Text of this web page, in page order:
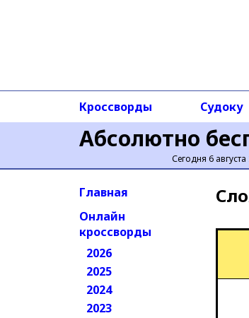
Абсолютно
Сегодня 6 августа
Кроссворды Судоку
Главная
Онлайн
кроссворды
2026
2025
2024
2023